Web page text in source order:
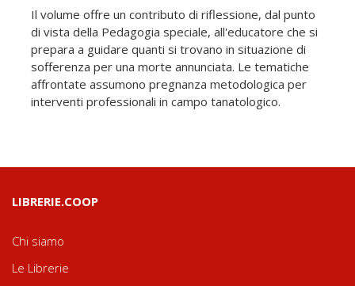
Il volume offre un contributo di riflessione, dal punto
di vista della Pedagogia speciale, all'educatore che si
prepara a guidare quanti si trovano in situazione di
sofferenza per una morte annunciata. Le tematiche
affrontate assumono pregnanza metodologica per
interventi professionali in campo tanatologico.
LIBRERIE.COOP
Chi siamo
Le Librerie